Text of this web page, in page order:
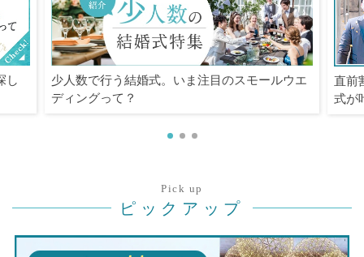
し
少人数で行う結婚式。いま注目のスモールウエ
ディングって？
直前
式が
Pick up
ピックアップ